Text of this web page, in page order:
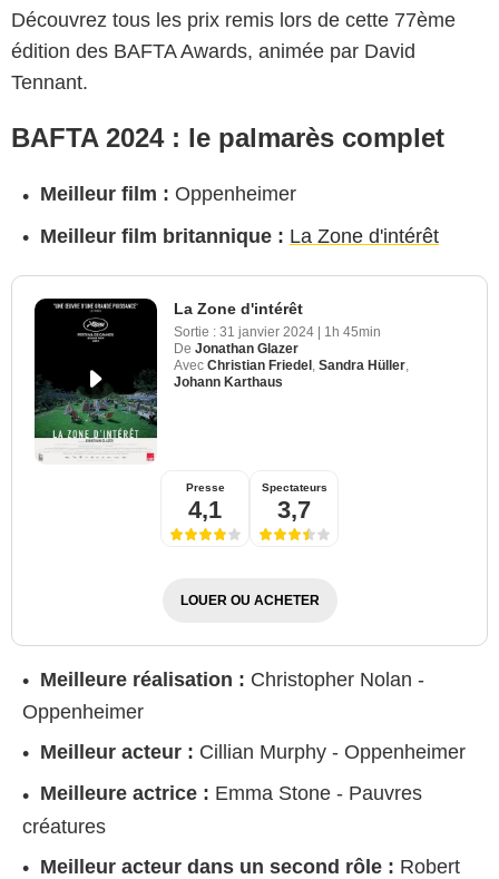
Découvrez tous les prix remis lors de cette 77ème
édition des BAFTA Awards, animée par David
Tennant.
BAFTA 2024 : le palmarès complet
Meilleur film : Oppenheimer
Meilleur film britannique : La Zone d'intérêt
La Zone d'intérêt
Sortie : 31 janvier 2024 | 1h 45min
De Jonathan Glazer
Avec Christian Friedel Sandra Hüller
Johann Karthaus
Presse
4,1
Spectateurs
3,7
LOUER OU ACHETER
Meilleure réalisation : Christopher Nolan -
Oppenheimer
Meilleur acteur : Cillian Murphy - Oppenheimer
Meilleure actrice : Emma Stone - Pauvres
créatures
Meilleur acteur dans un second rôle : Robert